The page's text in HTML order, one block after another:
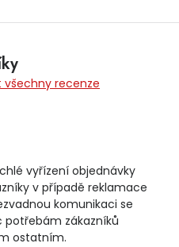
všechny recenze
vyřízení objednávky
v případě reklamace
komunikaci se
potřebám zákazníků
ostatním.